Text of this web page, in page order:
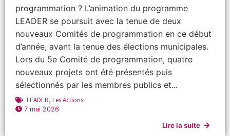
programmation ? L’animation du programme
LEADER se poursuit avec la tenue de deux
nouveaux Comités de programmation en ce début
d’année, avant la tenue des élections municipales.
Lors du 5e Comité de programmation, quatre
nouveaux projets ont été présentés puis
sélectionnés par les membres publics et...
LEADER, Les Actions
7 mai 2026
Lire la suite